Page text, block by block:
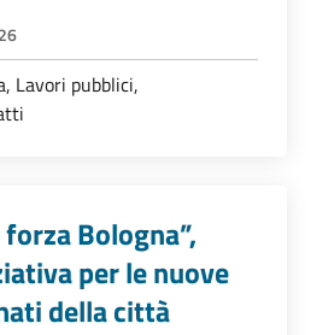
Lavori pubblici,
Bologna”,
per le nuove
della città